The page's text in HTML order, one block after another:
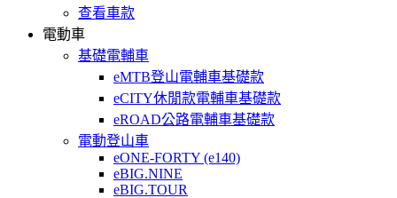
查看車款
電動車
基礎電輔車
eMTB登山電輔車基礎款
eCITY休閒款電輔車基礎款
eROAD公路電輔車基礎款
電動登山車
eONE-FORTY (e140)
eBIG.NINE
eBIG.TOUR